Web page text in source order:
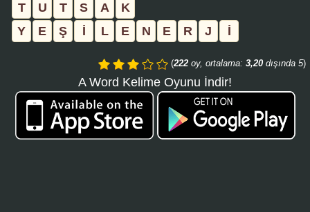
T
U T S A
K
Y
E Ş İ L E N E R J İ
(222 oy, ortalama: 3,20 dışında 5)
A Word Kelime Oyunu İndir!